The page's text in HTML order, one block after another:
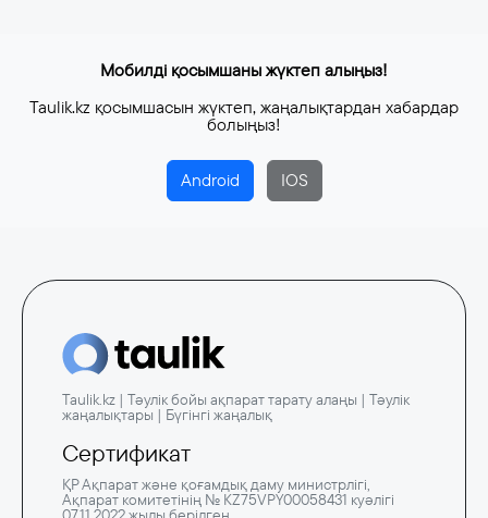
Мобилді қосымшаны жүктеп алыңыз!
Taulik.kz қосымшасын жүктеп, жаңалықтардан хабардар
болыңыз!
Android IOS
Taulik.kz | Тәулік бойы ақпарат тарату алаңы | Тәулік
жаңалықтары | Бүгінгі жаңалық
Сертификат
ҚР Ақпарат және қоғамдық даму министрлігі,
Ақпарат комитетінің № KZ75VPY00058431 куәлігі